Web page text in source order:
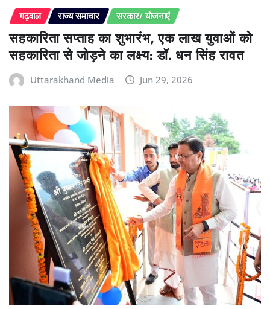
गढ़वाल राज्य समाचार सरकार/ योजनाएं
सहकारिता सप्ताह का शुभारंभ, एक लाख युवाओं को
सहकारिता से जोड़ने का लक्ष्य: डॉ. धन सिंह रावत
Uttarakhand Media Jun 29, 2026